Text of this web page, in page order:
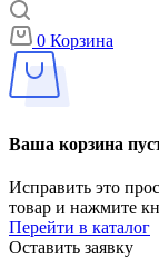
0 Корзина
Ваша корзина
Исправить это
товар и нажмите
Перейти в каталог
Оставить заявку